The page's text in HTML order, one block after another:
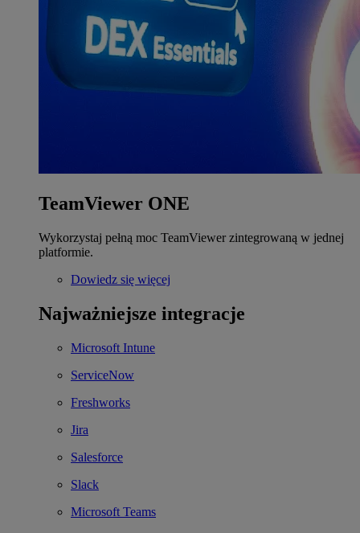
TeamViewer ONE
Wykorzystaj pełną moc TeamViewer zintegrowaną w jednej
platformie.
Dowiedz się więcej
Najważniejsze integracje
Microsoft Intune
ServiceNow
Freshworks
Jira
Salesforce
Slack
Microsoft Teams